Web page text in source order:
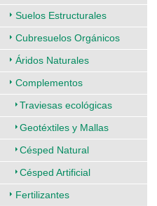
Suelos Estructurales
Cubresuelos Orgánicos
Áridos Naturales
Complementos
Traviesas ecológicas
Geotéxtiles y Mallas
Césped Natural
Césped Artificial
Fertilizantes